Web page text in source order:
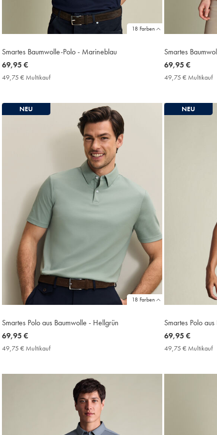
18 Farben
Smartes Baumwolle-Polo - Marineblau
now
69,95
69,95 €
49,75 € Multikauf49,75
Price
Smartes
now
69,95
69,95 €
49,75 € Multikauf
18 Farben
NEU
Smartes Polo aus Baumwolle - Hellgrün
now
69,95
69,95 €
49,75 € Multikauf49,75
Price
NEU
Smartes Polo
now
69,95
69,95 €
49,75 € Multikauf